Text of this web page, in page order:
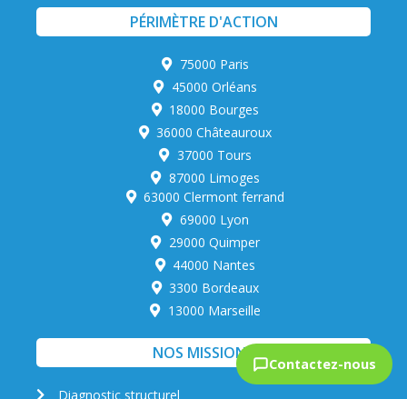
Contactez-nous
PÉRIMÈTRE D'ACTION
75000 Paris
45000 Orléans
18000 Bourges
36000 Châteauroux
37000 Tours
87000 Limoges
63000 Clermont ferrand
69000 Lyon
29000 Quimper
44000 Nantes
3300 Bordeaux
13000 Marseille
NOS MISSIONS